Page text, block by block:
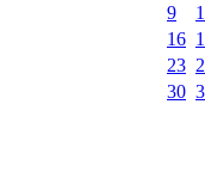
9
16
23
30